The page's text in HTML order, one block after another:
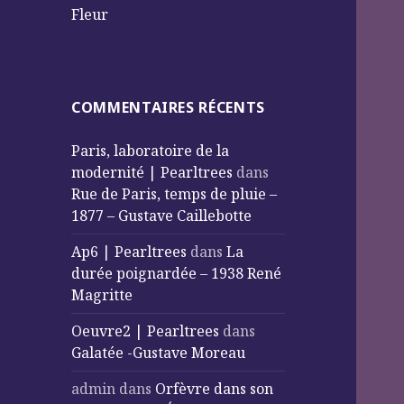
Fleur
COMMENTAIRES RÉCENTS
Paris, laboratoire de la
modernité | Pearltrees dans
Rue de Paris, temps de pluie –
1877 – Gustave Caillebotte
Ap6 | Pearltrees dansLa
durée poignardée – 1938 René
Magritte
Oeuvre2 | Pearltrees dans
Galatée -Gustave Moreau
admin dans Orfèvre dans son